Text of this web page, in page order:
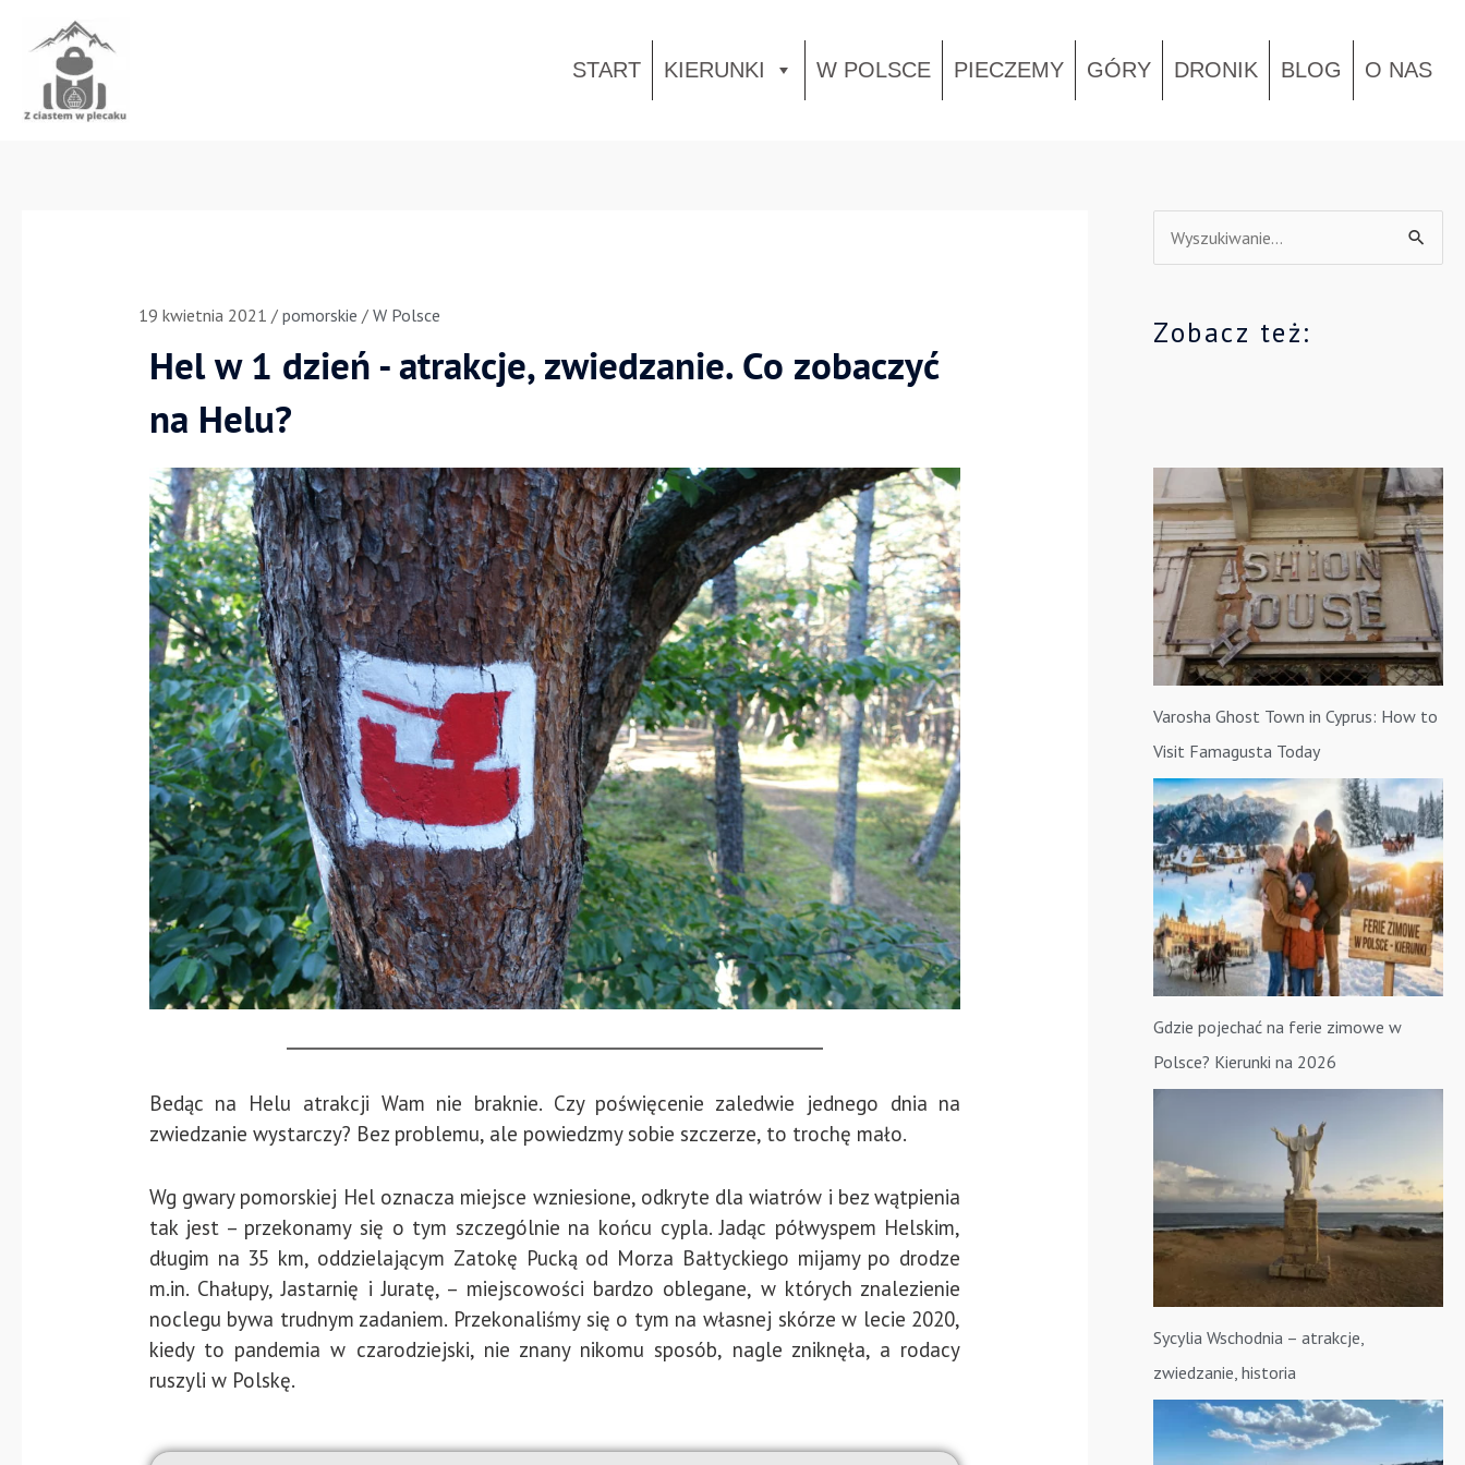
START KIERUNKI W POLSCE PIECZEMY GÓRY DRONIK BLOG O NAS
19 kwietnia 2021 / pomorskie / W Polsce
Hel w 1 dzień - atrakcje, zwiedzanie. Co zobaczyć
na Helu?
Bedąc na Helu atrakcji Wam nie braknie. Czy poświęcenie zaledwie jednego dnia na
zwiedzanie wystarczy? Bez problemu, ale powiedzmy sobie szczerze, to trochę mało.
Wg gwary pomorskiej Hel oznacza miejsce wzniesione, odkryte dla wiatrów i bez wątpienia
tak jest – przekonamy się o tym szczególnie na końcu cypla. Jadąc półwyspem Helskim,
długim na 35 km, oddzielającym Zatokę Pucką od Morza Bałtyckiego mijamy po drodze
m.in. Chałupy, Jastarnię i Juratę, – miejscowości bardzo oblegane, w których znalezienie
noclegu bywa trudnym zadaniem. Przekonaliśmy się o tym na własnej skórze w lecie 2020,
kiedy to pandemia w czarodziejski, nie znany nikomu sposób, nagle zniknęła, a rodacy
ruszyli w Polskę.
k
a
:
Zobacz też:
Varosha Ghost Town in Cyprus: How to
Visit Famagusta Today
Gdzie pojechać na ferie zimowe w
Polsce? Kierunki na 2026
Sycylia Wschodnia – atrakcje,
zwiedzanie, historia